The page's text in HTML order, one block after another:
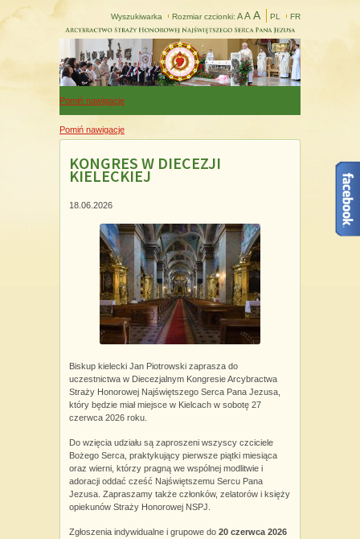
Wyszukiwarka Rozmiar czcionki: A A A PL FR
Pomiń nawigacje
Pomiń nawigacje
KONGRES W DIECEZJI
KIELECKIEJ
18.06.2026
Biskup kielecki Jan Piotrowski zaprasza do
uczestnictwa w Diecezjalnym Kongresie Arcybractwa
Straży Honorowej Najświętszego Serca Pana Jezusa,
który będzie miał miejsce w Kielcach w sobotę 27
czerwca 2026 roku.
Do wzięcia udziału są zaproszeni wszyscy czciciele
Bożego Serca, praktykujący pierwsze piątki miesiąca
oraz wierni, którzy pragną we wspólnej modlitwie i
adoracji oddać cześć Najświętszemu Sercu Pana
Jezusa. Zapraszamy także członków, zelatorów i księży
opiekunów Straży Honorowej NSPJ.
Zgłoszenia indywidualne i grupowe do 20 czerwca 2026